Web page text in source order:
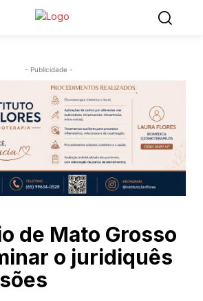
- Publicidade -
de Mato Grosso
o juridiquês